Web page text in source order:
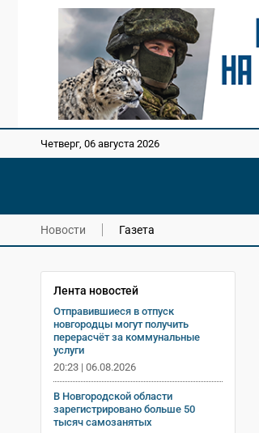
Четверг, 06 августа 2026
Новости Газета
Лента новостей
Отправившиеся в отпуск
новгородцы могут получить
перерасчёт за коммунальные
услуги
20:23 | 06.08.2026
В Новгородской области
зарегистрировано больше 50
тысяч самозанятых